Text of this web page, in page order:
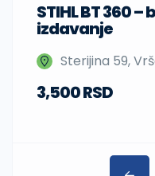
STIHL BT 360
izdavanje
Sterijina 59,
3,500 RSD